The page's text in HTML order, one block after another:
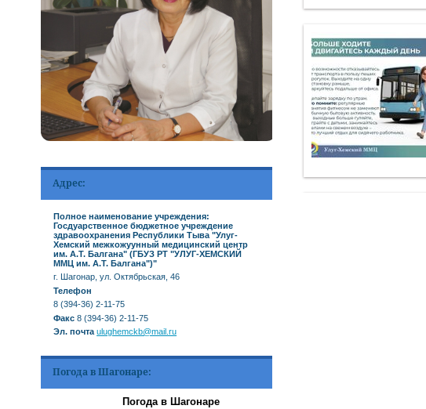
Адрес:
Полное наименование учреждения:
Госдуарственное бюджетное учреждение
здравоохранения Республики Тыва "Улуг-
Хемский межкожуунный медицинский центр
им. А.Т. Балгана" (ГБУЗ РТ "УЛУГ-ХЕМСКИЙ
ММЦ им. А.Т. Балгана")"
г. Шагонар, ул. Октябрьская, 46
Телефон
8 (394-36) 2-11-75
Факс 8 (394-36) 2-11-75
Эл. почта ulughemckb@mail.ru
Погода в Шагонаре:
Погода в Шагонаре